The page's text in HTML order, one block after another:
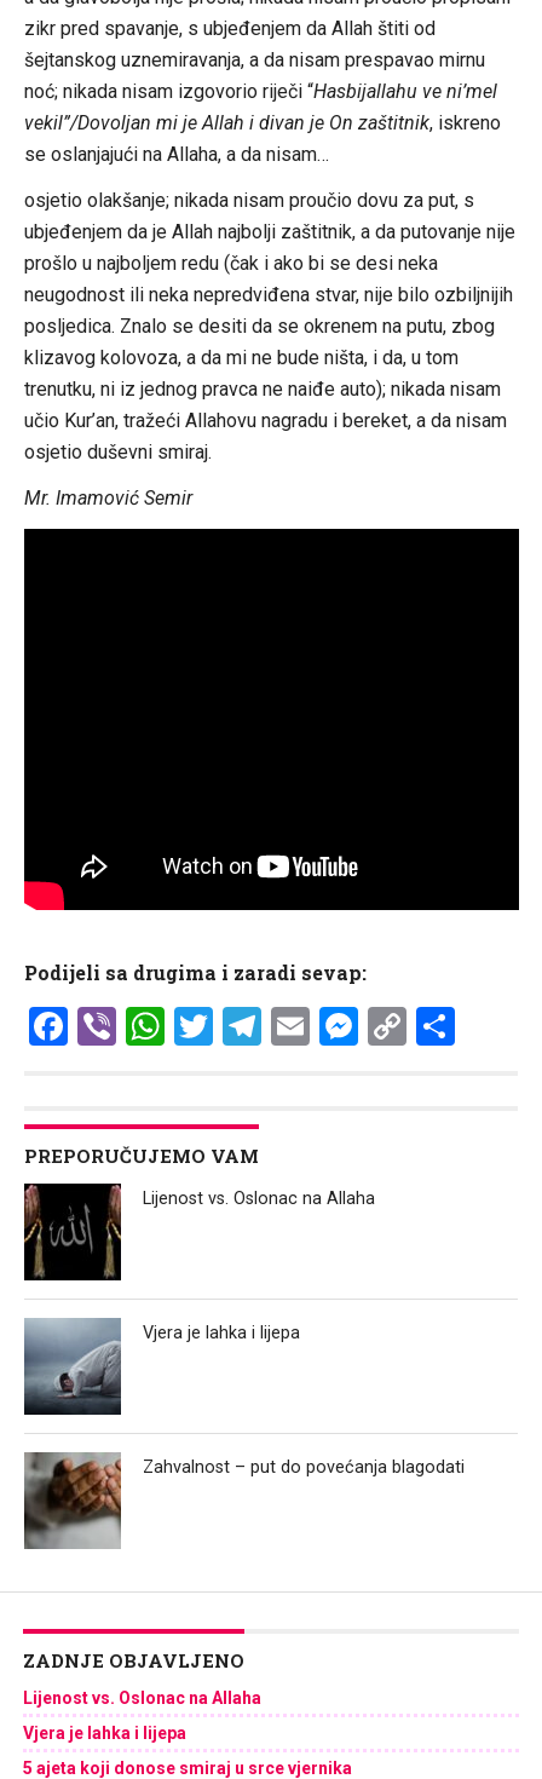
zikr pred spavanje, s ubjeđenjem da Allah štiti od
šejtanskog uznemiravanja, a da nisam prespavao mirnu
noć; nikada nisam izgovorio riječi “Hasbijallahu ve ni’mel
vekil”/Dovoljan mi je Allah i divan je On zaštitnik, iskreno
se oslanjajući na Allaha, a da nisam…
osjetio olakšanje; nikada nisam proučio dovu za put, s
ubjeđenjem da je Allah najbolji zaštitnik, a da putovanje nije
prošlo u najboljem redu (čak i ako bi se desi neka
neugodnost ili neka nepredviđena stvar, nije bilo ozbiljnijih
posljedica. Znalo se desiti da se okrenem na putu, zbog
klizavog kolovoza, a da mi ne bude ništa, i da, u tom
trenutku, ni iz jednog pravca ne naiđe auto); nikada nisam
učio Kur’an, tražeći Allahovu nagradu i bereket, a da nisam
osjetio duševni smiraj.
Mr. Imamović Semir
Podijeli sa drugima i zaradi sevap:
Facebook
ViberWhatsApp
Twitter
Telegram
EmailCopy
PREPORUČUJEMO VAM
Lijenost vs. Oslonac na Allaha
Vjera je lahka i lijepa
Zahvalnost – put do povećanja blagodati
ZADNJE OBJAVLJENO
Lijenost vs. Oslonac na Allaha
Vjera je lahka i lijepa
5 ajeta koji donose smiraj u srce vjernika